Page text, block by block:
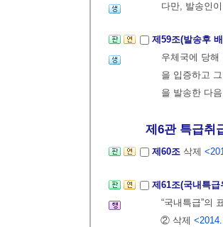
다만, 발송인
제59조(발송후
우체국에 당해
을 입증하고
을 발송한 다
제6관 특급취
제60조 삭제
제61조(국내특
“국내특급”의
② 삭제